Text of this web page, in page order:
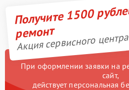
Получите 1500
ремонт
Акция сервисного
При оформлении заявки на
сайт,
действует персональная